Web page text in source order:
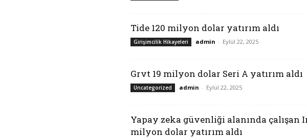
Tide 120 milyon dolar yatırım aldı
Girişimcilik Hikayeleri admin - Eylül 22, 2025
Grvt 19 milyon dolar Seri A yatırım aldı
Uncategorized admin - Eylül 22, 2025
Yapay zeka güvenliği alanında çalışan
milyon dolar yatırım aldı